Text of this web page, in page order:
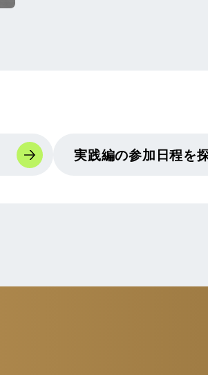
実践編の参加日程を